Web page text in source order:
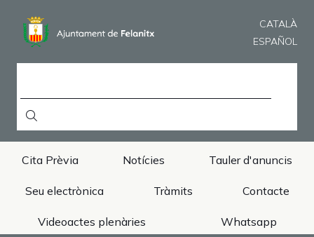
CATALÀ
ESPAÑOL
Cita Prèvia Notícies Tauler d'anuncis
Seu electrònica Tràmits Contacte
Videoactes plenàries Whatsapp